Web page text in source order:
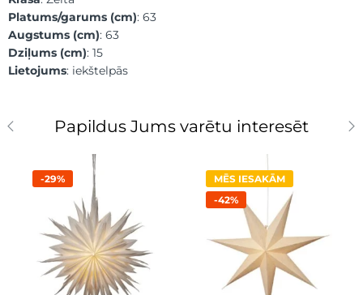
Platums/garums (cm): 63
Augstums (cm): 63
Dziļums (cm): 15
Lietojums: iekštelpās
Papildus Jums varētu interesēt
-29%
MĒS IESAKĀM
-42%